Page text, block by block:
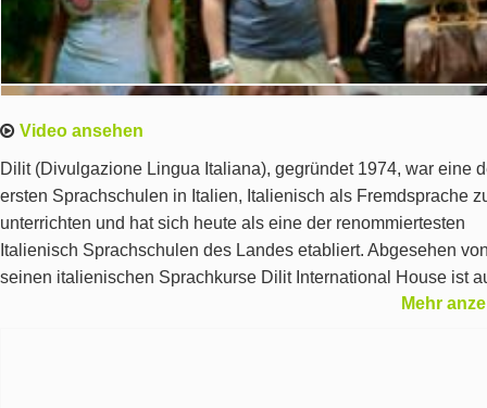
Video ansehen
Dilit (Divulgazione Lingua Italiana), gegründet 1974, war eine
ersten Sprachschulen in Italien, Italienisch als Fremdsprache
unterrichten und hat sich heute als eine der renommiertesten
Italienisch Sprachschulen des Landes etabliert. Abgesehen
seinen italienischen Sprachkurse Dilit International House ist
gut bekannt und geschätzt in Italien und im Ausland für seine
Mehr